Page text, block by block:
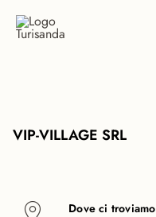
VIP-VILLAGE SRL
Dove ci troviamo